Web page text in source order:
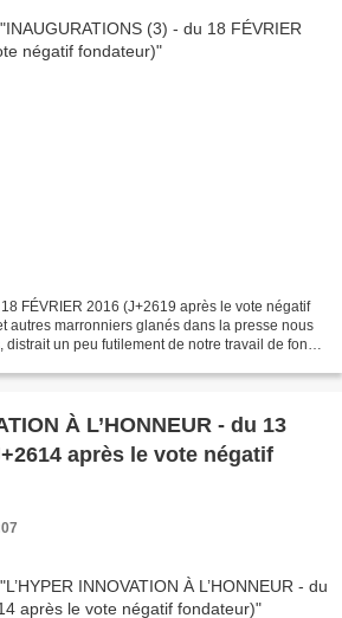
FÉVRIER 2016 (J+2619 après le vote négatif
autres marronniers glanés dans la presse nous
un peu futilement de notre travail de fond.
À L’HONNEUR - du 13
après le vote négatif